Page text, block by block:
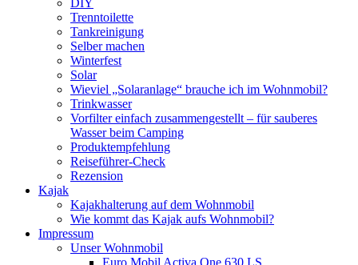
Trenntoilette
Tankreinigung
Selber machen
Winterfest
Solar
Wieviel „Solaranlage“ brauche ich im Wohnmobil?
Trinkwasser
Vorfilter einfach zusammengestellt – für sauberes
Wasser beim Camping
Produktempfehlung
Reiseführer-Check
Rezension
Kajak
Kajakhalterung auf dem Wohnmobil
Wie kommt das Kajak aufs Wohnmobil?
Impressum
Unser Wohnmobil
Euro Mobil Activa One 630 LS